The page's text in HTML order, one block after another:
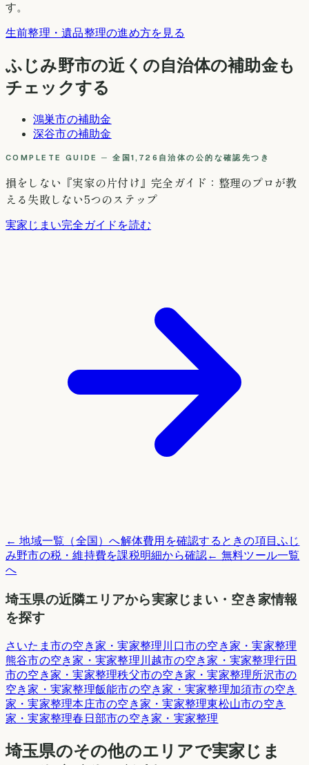
す。
生前整理・遺品整理の進め方を見る
ふじみ野市の近くの自治体の補助金も
チェックする
鴻巣市の補助金
深谷市の補助金
COMPLETE GUIDE ─ 全国1,726自治体の公的な確認先つき
損をしない『実家の片付け』完全ガイド：整理のプロが教
える失敗しない5つのステップ
実家じまい完全ガイドを読む
← 地域一覧（全国）へ解体費用を確認するときの項目ふじ
み野市の税・維持費を課税明細から確認← 無料ツール一覧
へ
埼玉県の近隣エリアから実家じまい・空き家情報
を探す
さいたま市の空き家・実家整理川口市の空き家・実家整理
熊谷市の空き家・実家整理川越市の空き家・実家整理行田
市の空き家・実家整理秩父市の空き家・実家整理所沢市の
空き家・実家整理飯能市の空き家・実家整理加須市の空き
家・実家整理本庄市の空き家・実家整理東松山市の空き
家・実家整理春日部市の空き家・実家整理
埼玉県のその他のエリアで実家じま